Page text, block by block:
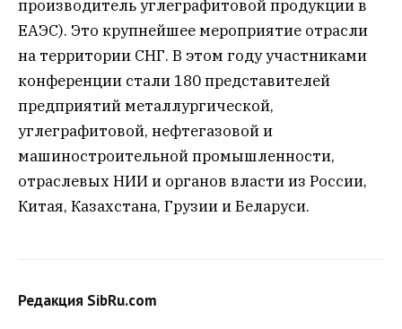
производитель углеграфитовой продукции в
ЕАЭС). Это крупнейшее мероприятие отрасли
на территории СНГ. В этом году участниками
конференции стали 180 представителей
предприятий металлургической,
углеграфитовой, нефтегазовой и
машиностроительной промышленности,
отраслевых НИИ и органов власти из России,
Китая, Казахстана, Грузии и Беларуси.
Редакция SibRu.com